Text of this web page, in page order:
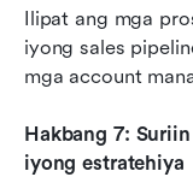
Ilipat ang mga
iyong sales
mga account
Hakbang 7:
iyong estratehiya